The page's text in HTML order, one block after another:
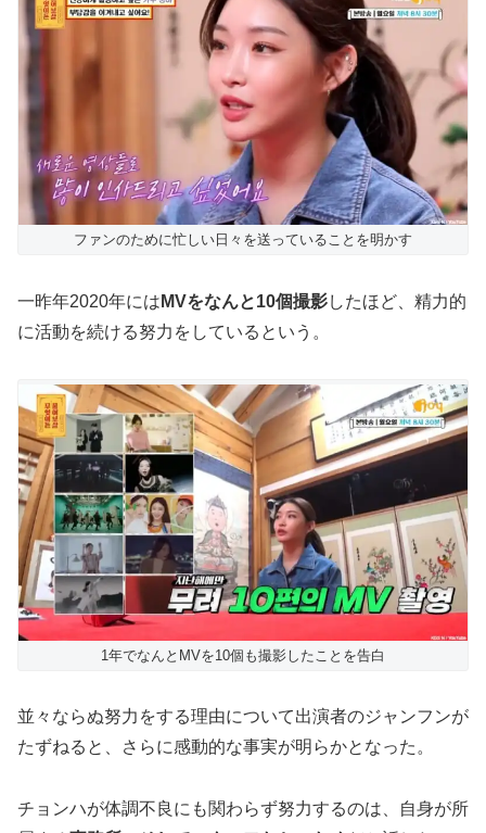
ファンのために忙しい日々を送っていることを明かす
一昨年2020年には MVをなんと10個撮影したほど、精力的
に活動を続ける努力をしているという。
1年でなんとMVを10個も撮影したことを告白
並々ならぬ努力をする理由について出演者のジャンフンが
たずねると、さらに感動的な事実が明らかとなった。
チョンハが体調不良にも関わらず努力するのは、自身が所